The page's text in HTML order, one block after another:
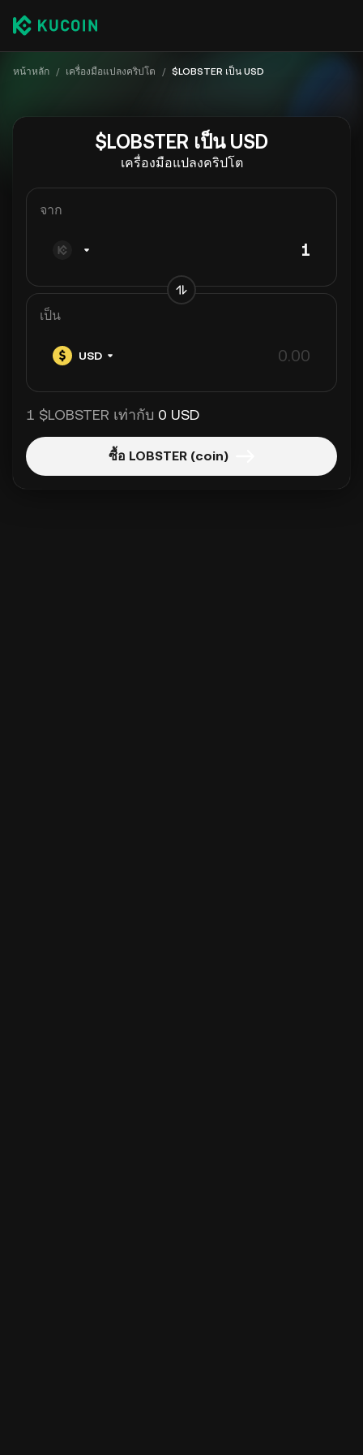
หน้าหลัก / เครื่องมือแปลงคริปโต / $LOBSTER เป็น USD
$LOBSTER เป็น USD
เครื่องมือแปลงคริปโต
จาก
เป็น
USD
1 $LOBSTER เท่ากับ 0 USD
ซื้อ LOBSTER (coin)